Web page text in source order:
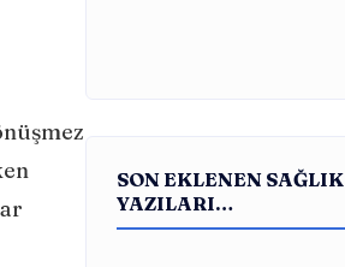
SON EKLENEN SAĞLIK
YAZILARI…